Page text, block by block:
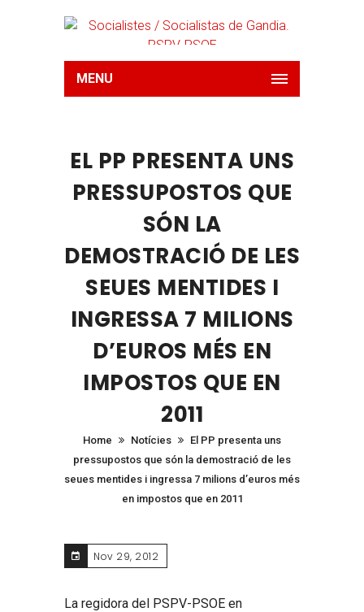
MENU
EL PP PRESENTA UNS
PRESSUPOSTOS QUE
SÓN LA
DEMOSTRACIÓ DE LES
SEUES MENTIDES I
INGRESSA 7 MILIONS
D’EUROS MÉS EN
IMPOSTOS QUE EN
2011
Home Notícies
El PP presenta uns
pressupostos que són la demostració de les
seues mentides i ingressa 7 milions d’euros més
en impostos que en 2011
Nov 29, 2012
La regidora del PSPV-PSOE en